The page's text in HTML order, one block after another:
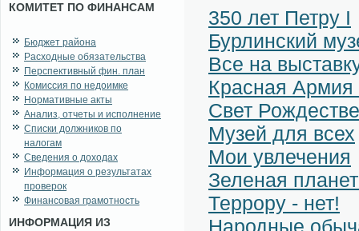
КОМИТЕТ ПО ФИНАНСАМ
Бюджет района
Расходные обязательства
Перспективный фин. план
Комиссия по недоимке
Нормативные акты
Анализ, отчеты и исполнение
Списки должников по
налогам
Сведения о доходах
Информация о результатах
проверок
Финансовая грамотность
ИНФОРМАЦИЯ ИЗ
350 лет Петру I
Бурлинский
Все на
Красная Армия
Свет
Музей для всех
Мои увлечения
Зеленая
Террору - нет!
Народные